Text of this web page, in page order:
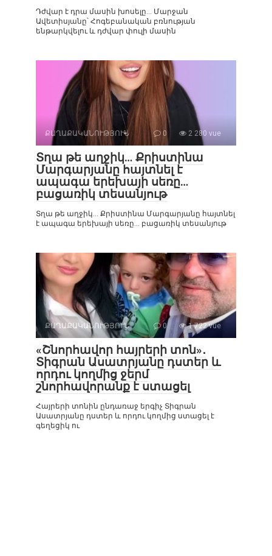
Դժվար է դրա մասին խոսելը… Մարջան
Ավետիսյանը՝ Հոգեբանական բռնության
ենթարկվելու և դժվար փուլի մասին
ՔԱՂԱՔԱԿԱՆՈՒԹՅՈՒՆ 0 2 280 vue
Տղա թե աղջիկ… Քրիստինա
Մարգարյանը հայտնել է
ապագա երեխայի սեռը…
բացառիկ տեսանյութ
Տղա թե աղջիկ… Քրիստինա Մարգարյանը հայտնել
է ապագա երեխայի սեռը… բացառիկ տեսանյութ
ՔԱՂԱՔԱԿԱՆՈՒԹՅՈՒՆ 0 1 722 vue
«Շնորհավոր հայրերի տոն»․
Տիգրան Ասատրյանը դստեր և
որդու կողմից ջերմ
շնորհավորանք է ստացել
Հայրերի տոնին ընդառաջ երգիչ Տիգրան
Ասատրյանը դստեր և որդու կողմից ստացել է
գեղեցիկ ու